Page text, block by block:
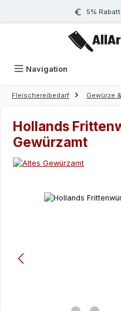
Zum Hauptinhalt springen
5%
Navigation
Fleischereibedarf Gewürze
Hollands
Gewürzamt
Bildergalerie überspringen